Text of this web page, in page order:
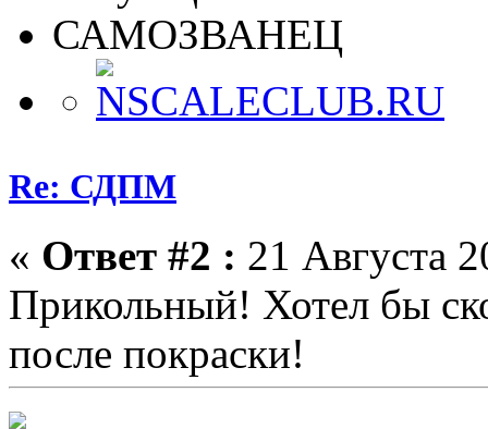
САМОЗВАНЕЦ
Re: СДПМ
« Ответ #2 : 21 Августа
Прикольный! Хотел бы
после покраски!